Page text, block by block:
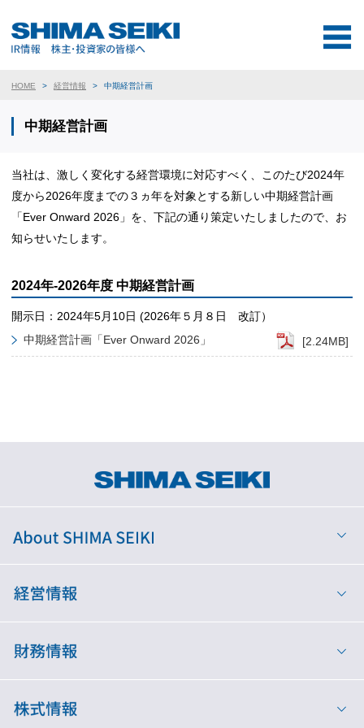
HOME 経営情報 中期経営計画
中期経営計画
当社は、激しく変化する経営環境に対応すべく、このたび2024年
度から2026年度までの３ヵ年を対象とする新しい中期経営計画
「Ever Onward 2026」を、下記の通り策定いたしましたので、お
知らせいたします。
2024年-2026年度 中期経営計画
開示日：2024年5月10日 (2026年５月８日 改訂）
中期経営計画「Ever Onward 2026」
[2.24MB]